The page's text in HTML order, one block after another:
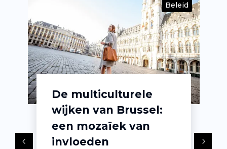
Beleid
De multiculturele
wijken van Brussel:
een mozaïek van
invloeden